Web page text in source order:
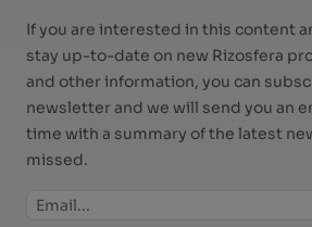
If you are interested in this content
stay up-to-date on new Rizosfera
and other information, you can
newsletter and we will send you an
time with a summary of the latest
missed.